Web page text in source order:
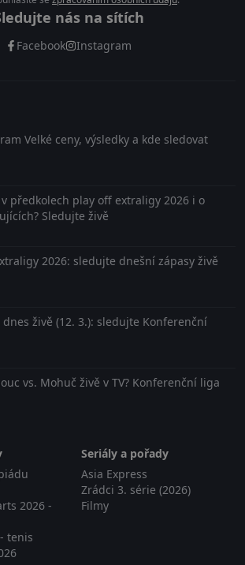
nás na sítích
Facebook Instagram
Velké ceny, výsledky a kde sledovat
předkolech play off extraligy 2026 i o
Sledujte živě
2026: sledujte dnešní zápasy živě
živě (12. 3.): sledujte Konferenční
vs. Mohuč živě v TV? Konferenční liga
2026 -
tenis
Seriály a pořady
Asia Express
Zrádci 3. série (2026)
Filmy